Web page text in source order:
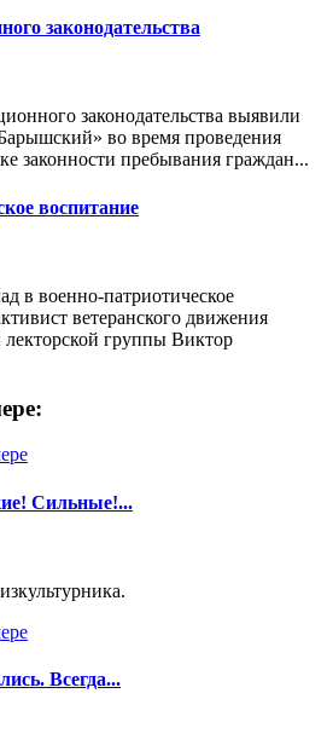
законодательства
законодательства выявили
во время проведения
законности пребывания граждан...
воспитание
в военно-патриотическое
ветеранского движения
группы Виктор
Сильные!...
Всегда...